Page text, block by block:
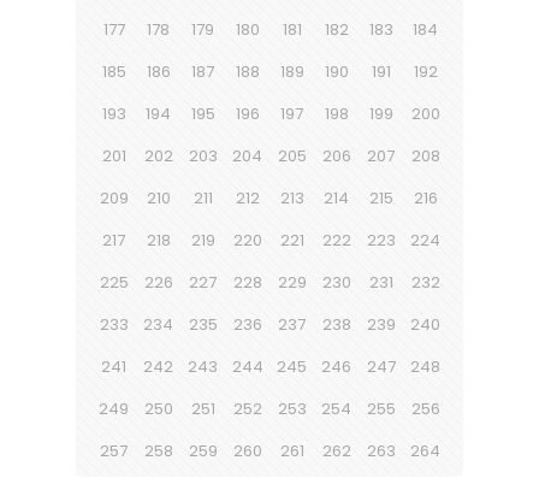
177
178 179 180 181 182 183
184
185
186 187 188 189 190 191
192
193
194 195 196 197 198 199
200
201
202 203 204 205 206 207
208
209
210 211 212 213 214 215
216
217
218 219 220 221 222 223
224
225
226 227 228 229 230 231
232
233
234 235 236 237 238 239
240
241
242 243 244 245 246 247
248
249
250 251 252 253 254 255
256
257
258 259 260 261 262 263 264